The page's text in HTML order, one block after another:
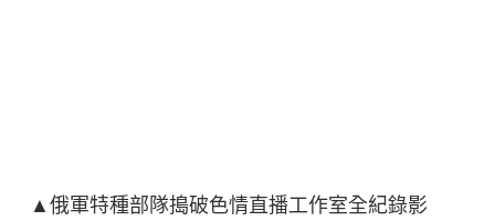
▲俄軍特種部隊搗破色情直播工作室全紀錄影